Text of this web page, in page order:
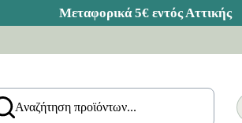
Αναζήτηση προϊόντων...